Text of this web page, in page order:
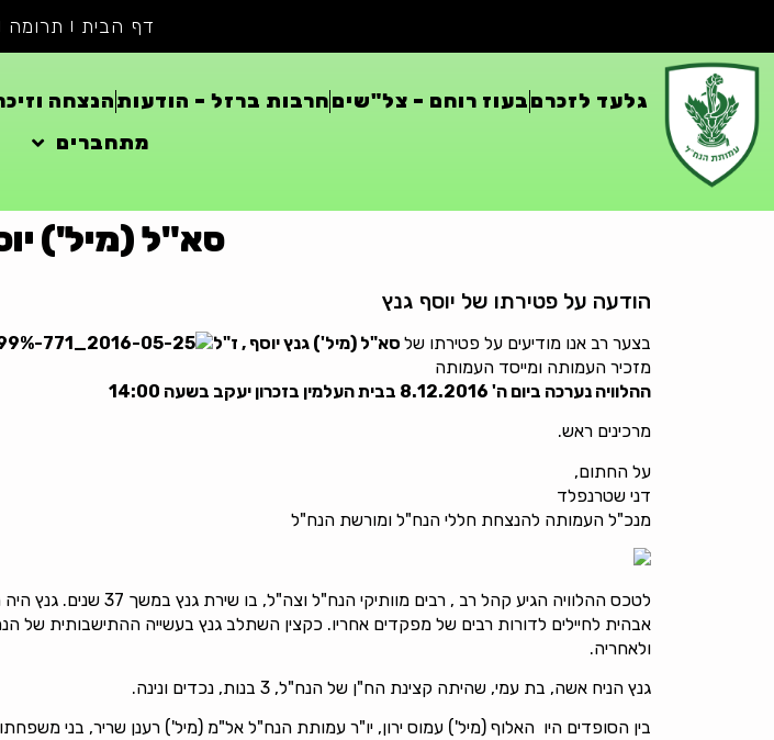
דף הבית תרומה
גלעד לזכרםבעוז רוחם – צל"שיםחרבות ברזל – הודעותהנצחה
מתחברים
סא"ל (מיל')
הודעה על פטירתו של יוסף גנץ
בצער רב אנו מודיעים על פטירתו של סא"ל (מיל') גנץ יוסף , ז"ל
מזכיר העמותה ומייסד העמותה
ההלוויה נערכה ביום ה' 8.12.2016 בבית העלמין בזכרון יעקב בשעה 14:00
מרכינים ראש.
על החתום,
דני שטרנפלד
מנכ"ל העמותה להנצחת חללי הנח"ל ומורשת הנח"ל
לטכס ההלוויה הגיע קהל
אבהית לחיילים לדורות רבים של מפקדים אחריו. כקצין השתלב גנץ בעשייה ההתישבותית של
ולאחריה.
גנץ הניח אשה, בת עמי, שהיתה קצינת הח"ן של הנח"ל, 3 בנות, נכדים ונינה.
בין הסופדים היו האלוף (מיל') עמוס ירון, יו"ר עמותת הנח"ל אל"מ (מיל') רענן שריר, בני משפחתו